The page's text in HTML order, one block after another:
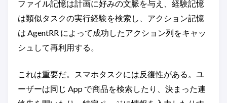
ファイル記憶は計画に好みの文脈を与え、経験記憶
は類似タスクの実行経験を検索し、アクション記憶
は AgentRR によって成功したアクション列をキャッ
シュして再利用する。
これは重要だ。スマホタスクには反復性がある。ユ
ーザーは同じ App で商品を検索したり、決まった連